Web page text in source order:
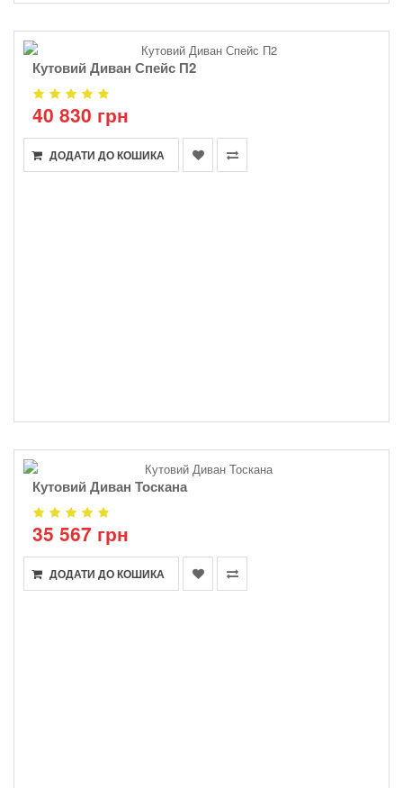
Кутовий Диван Спейс П2
40 830 грн
ДОДАТИ ДО КОШИКА
Кутовий Диван Тоскана
35 567 грн
ДОДАТИ ДО КОШИКА